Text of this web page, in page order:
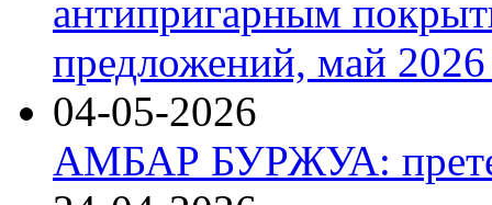
антипригарным
предложений, май 2026
04-05-2026
АМБАР БУРЖУА: